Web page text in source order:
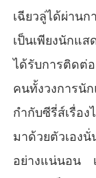
เฉียวลู่ได้ผ่านก
เป็นเพียงนักแ
ได้รับการติดต่
คนทั้งวงการนั
กำกับซีรี่ส์เรื่อ
มาด้วยตัวเอง
อย่างแน่นอน